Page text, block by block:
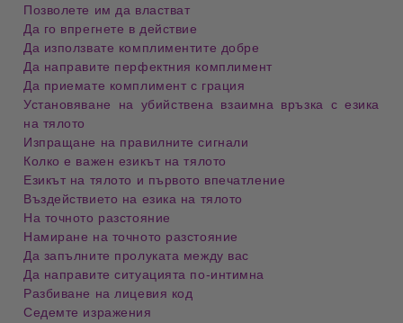
Позволете им да властват
Да го впрегнете в действие
Да използвате комплиментите добре
Да направите перфектния комплимент
Да приемате комплимент с грация
Установяване на убийствена взаимна връзка с езика
на тялото
Изпращане на правилните сигнали
Колко е важен езикът на тялото
Езикът на тялото и първото впечатление
Въздействието на езика на тялото
На точното разстояние
Намиране на точното разстояние
Да запълните пролуката между вас
Да направите ситуацията по-интимна
Разбиване на лицевия код
Седемте изражения